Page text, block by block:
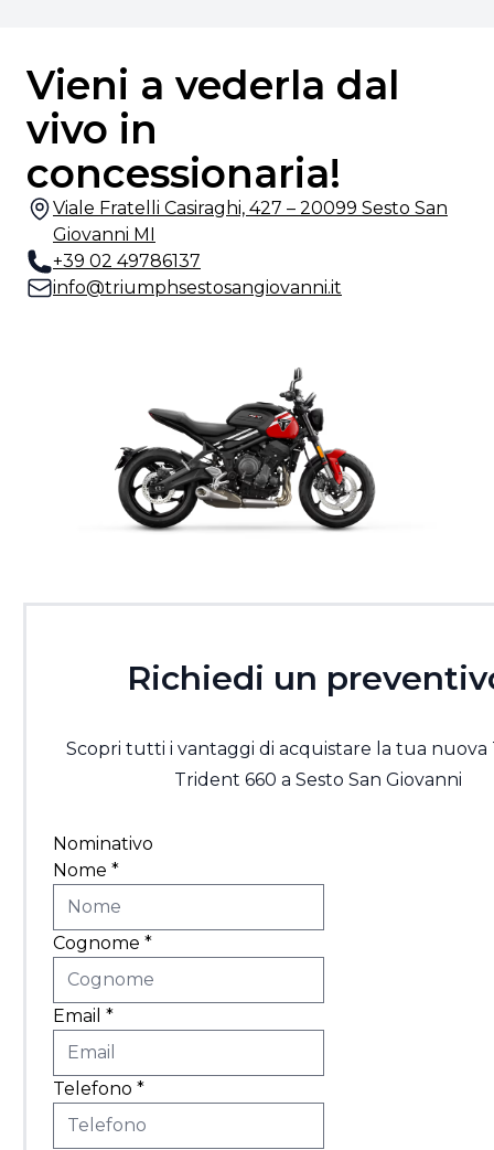
Vieni a vederla dal
vivo in
concessionaria!
Viale Fratelli Casiraghi, 427 – 20099 Sesto San
Giovanni MI
+39 02 49786137
info@triumphsestosangiovanni.it
Richiedi un
Scopri tutti i vantaggi di acquistare la tua
Trident 660 a Sesto San Giovanni
Nominativo
Nome *
Cognome *
Email *
Telefono *